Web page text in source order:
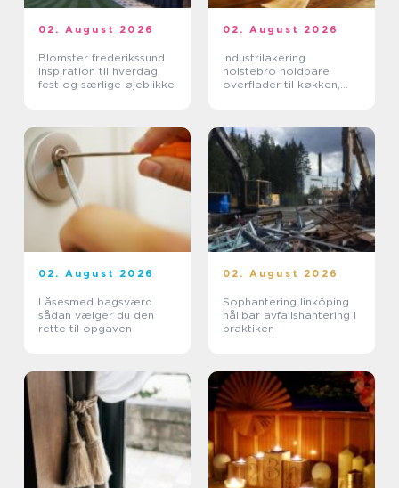
02. August 2026
Blomster frederikssund
inspiration til hverdag,
fest og særlige øjeblikke
02. August 2026
Industrilakering
holstebro holdbare
overflader til køkken,
02. August 2026
Låsesmed bagsværd
sådan vælger du den
rette til opgaven
02. August 2026
Sophantering linköping
hållbar avfallshantering i
praktiken